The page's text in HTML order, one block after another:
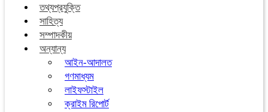
তথ্যপ্রযুক্তি
সাহিত্য
সম্পাদকীয়
অন্যান্য
আইন-আদালত
গণমাধ্যম
লাইফস্টাইল
ক্রাইম রিপোর্ট